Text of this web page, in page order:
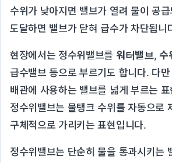
수위가 낮아지면 밸브가 열려 물이 공급
도달하면 밸브가 닫혀 급수가 차단됩니
현장에서는 정수위밸브를 워터밸브, 수
급수밸브 등으로 부르기도 합니다. 다
배관에 사용하는 밸브를 넓게 부르는 표
정수위밸브는 물탱크 수위를 자동으로
구체적으로 가리키는 표현입니다.
정수위밸브는 단순히 물을 통과시키는